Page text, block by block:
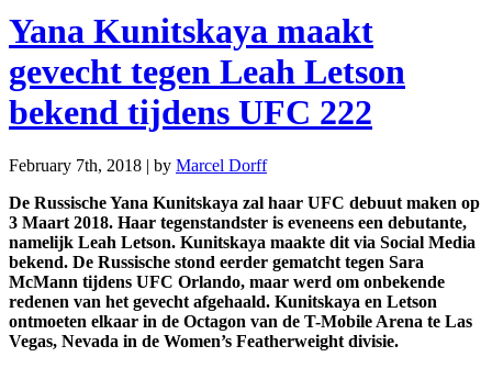
Yana Kunitskaya maakt
gevecht tegen Leah Letson
bekend tijdens UFC 222
February 7th, 2018 | by Marcel Dorff
De Russische Yana Kunitskaya zal haar UFC debuut maken op
3 Maart 2018. Haar tegenstandster is eveneens een debutante,
namelijk Leah Letson. Kunitskaya maakte dit via Social Media
bekend. De Russische stond eerder gematcht tegen Sara
McMann tijdens UFC Orlando, maar werd om onbekende
redenen van het gevecht afgehaald. Kunitskaya en Letson
ontmoeten elkaar in de Octagon van de T-Mobile Arena te Las
Vegas, Nevada in de Women’s Featherweight divisie.